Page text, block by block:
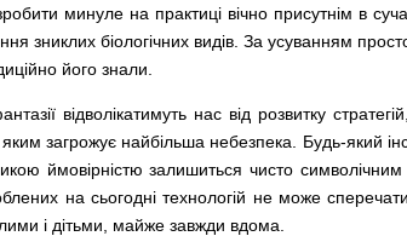
минуле на практиці вічно присутнім в
зниклих біологічних видів. За усуванням
його знали.
відволікатимуть нас від розвитку
загрожує найбільша небезпека. Будь-який
ймовірністю залишиться чисто
на сьогодні технологій не може
і дітьми, майже завжди вдома.